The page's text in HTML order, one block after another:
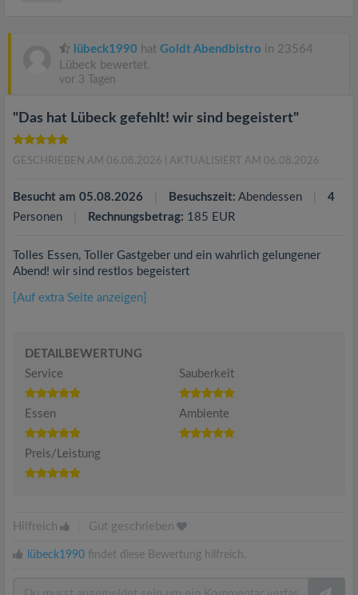
lübeck1990 hat Goldt Abendbistro in 23564
Lübeck bewertet.
vor 3 Tagen
"Das hat Lübeck gefehlt! wir sind begeistert"
GESCHRIEBEN AM 06.08.2026 | AKTUALISIERT AM 06.08.2026
Besucht am 05.08.2026 Besuchszeit: Abendessen
4
Personen
Rechnungsbetrag: 185 EUR
Tolles Essen, Toller Gastgeber und ein wahrlich gelungener
Abend! wir sind restlos begeistert
[Auf extra Seite anzeigen]
DETAILBEWERTUNG
Service
Sauberkeit
Essen Ambiente
Preis/Leistung
Hilfreich Gut geschrieben
lübeck1990 findet diese Bewertung hilfreich.